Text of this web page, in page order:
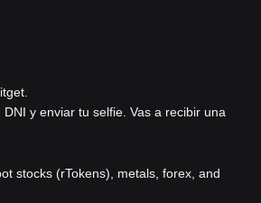
DNI y enviar tu selfie. Vas a recibir una
stocks (rTokens), metals, forex, and